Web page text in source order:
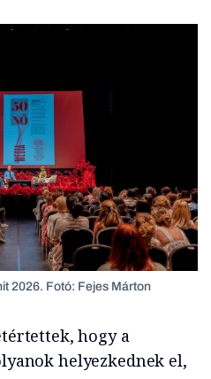
2026. Fotó: Fejes Márton
hogy a
helyezkednek el,